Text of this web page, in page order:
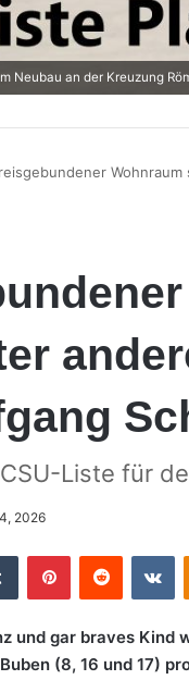
Neubau an der Kreuzung
Liste für
2026
Tumblr PinterestReddit
und gar braves Kind
(8, 16 und 17)